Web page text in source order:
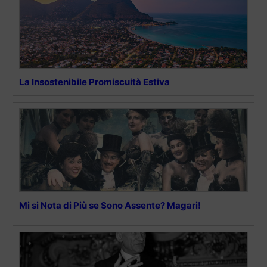
La Insostenibile Promiscuità Estiva
Mi si Nota di Più se Sono Assente? Magari!